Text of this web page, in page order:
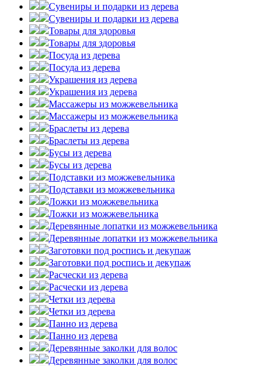
Сувениры и подарки из дерева
Сувениры и подарки из дерева
Товары для здоровья
Товары для здоровья
Посуда из дерева
Посуда из дерева
Украшения из дерева
Украшения из дерева
Массажеры из можжевельника
Массажеры из можжевельника
Браслеты из дерева
Браслеты из дерева
Бусы из дерева
Бусы из дерева
Подставки из можжевельника
Подставки из можжевельника
Ложки из можжевельника
Ложки из можжевельника
Деревянные лопатки из можжевельника
Деревянные лопатки из можжевельника
Заготовки под роспись и декупаж
Заготовки под роспись и декупаж
Расчески из дерева
Расчески из дерева
Четки из дерева
Четки из дерева
Панно из дерева
Панно из дерева
Деревянные заколки для волос
Деревянные заколки для волос